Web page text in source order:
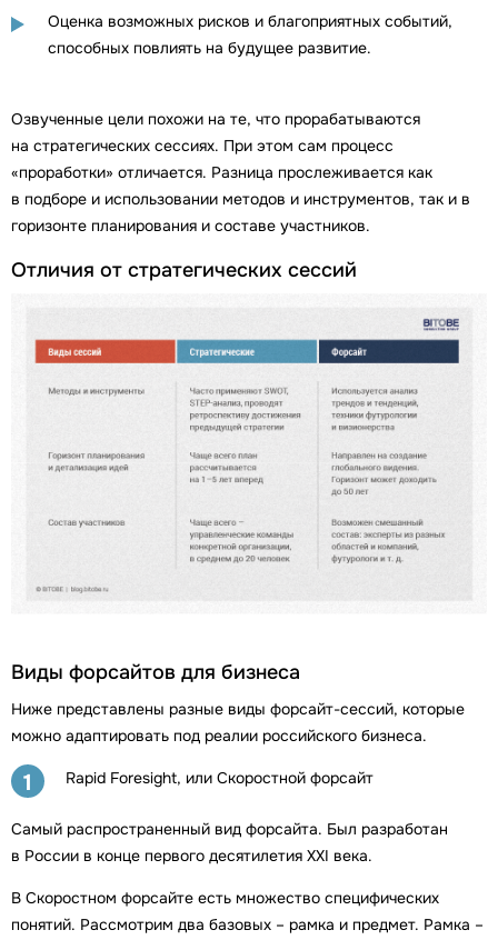
Оценка возможных рисков и благоприятных событий,
способных повлиять на будущее развитие.
Озвученные цели похожи на те, что прорабатываются
на стратегических сессиях. При этом сам процесс
«проработки» отличается. Разница прослеживается как
в подборе и использовании методов и инструментов, так и в
горизонте планирования и составе участников.
Отличия от стратегических сессий
Виды форсайтов для бизнеса
Ниже представлены разные виды форсайт-сессий, которые
можно адаптировать под реалии российского бизнеса.
1 Rapid Foresight, или Скоростной форсайт
Самый распространенный вид форсайта. Был разработан
в России в конце первого десятилетия XXI века.
В Скоростном форсайте есть множество специфических
понятий. Рассмотрим два базовых – рамка и предмет. Рамка –